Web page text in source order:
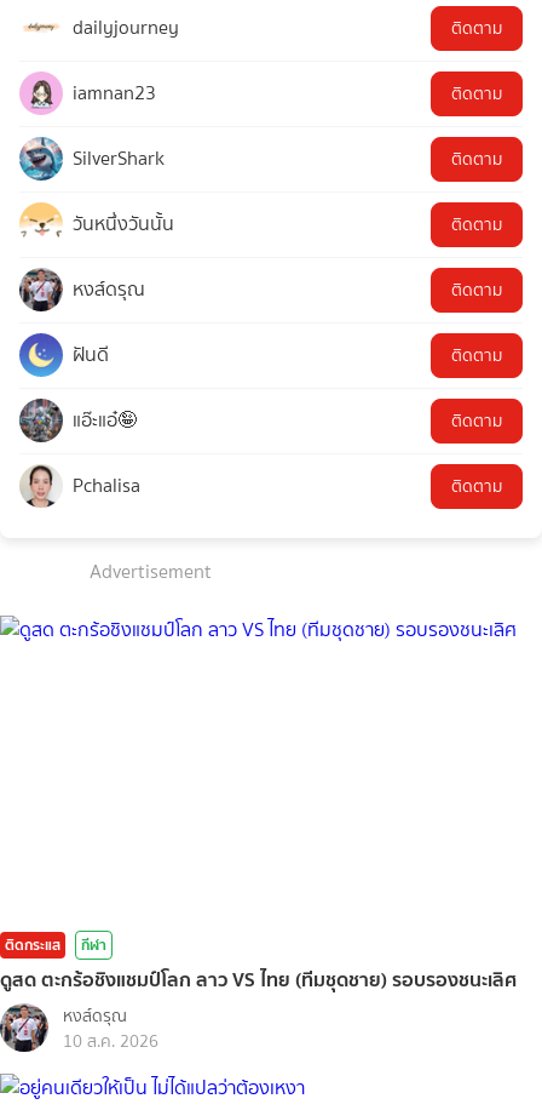
dailyjourney ติดตาม
iamnan23 ติดตาม
SilverShark ติดตาม
วันหนึ่งวันนั้น ติดตาม
หงส์ดรุณ ติดตาม
ฝันดี ติดตาม
แอ๊ะแอ๋🤪 ติดตาม
Pchalisa ติดตาม
Advertisement
ติดกระแส กีฬา
ดูสด ตะกร้อชิงแชมป์โลก ลาว VS ไทย (ทีมชุดชาย) รอบรองชนะเลิศ
หงส์ดรุณ
10 ส.ค. 2026